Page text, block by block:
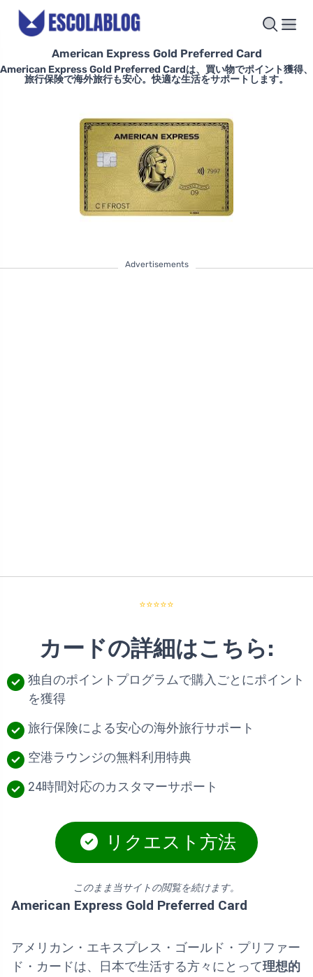
American Express Gold Preferred Card
American Express Gold Preferred Cardは、買い物でポイント獲得、
旅行保険で海外旅行も安心。快適な生活をサポートします。
Advertisements
⭐⭐⭐⭐⭐
カードの詳細はこちら:
独自のポイントプログラムで購入ごとにポイント
を獲得
旅行保険による安心の海外旅行サポート
空港ラウンジの無料利用特典
24時間対応のカスタマーサポート
リクエスト方法
このまま当サイトの閲覧を続けます。
American Express Gold Preferred Card
アメリカン・エキスプレス・ゴールド・プリファー
ド・カードは、日本で生活する方々にとって理想的